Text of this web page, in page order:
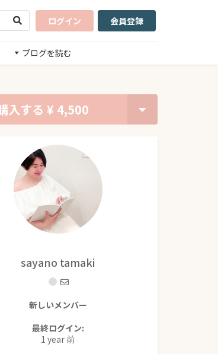
ログイン 会員登録
ブログを読む
入する ¥ 4,500
sayano tamaki
新しいメンバー
最終ログイン:
1 year 前